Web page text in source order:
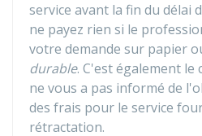
service avant la fin du délai
ne payez rien si le
votre demande sur papier
durable. C'est également le
ne vous a pas informé de
des frais pour le service
rétractation.